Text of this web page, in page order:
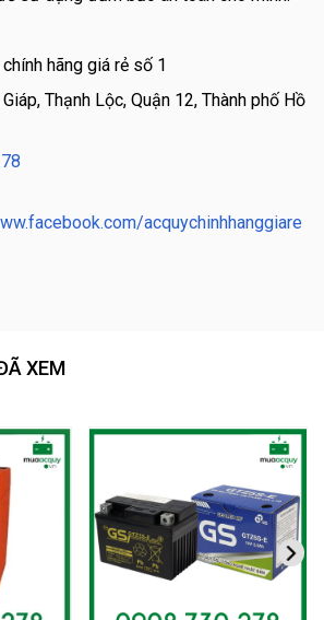
hãng giá rẻ số 1
Thạnh Lộc, Quận 12, Thành phố Hồ
acquychinhhanggiare
XEM